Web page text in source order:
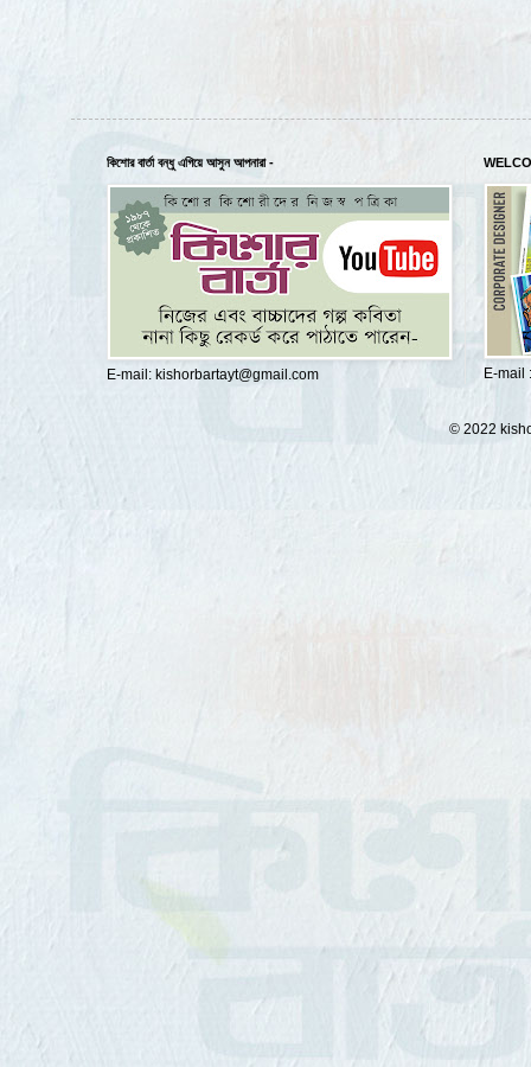
কিশোর বার্তা বন্ধু এগিয়ে আসুন আপনারা -
E-mail: kishorbartayt@gmail.com E-mail
© 2022